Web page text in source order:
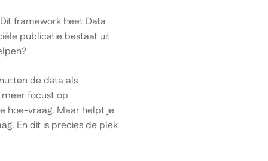
framework heet Data
publicatie bestaat uit
de data als
focust op
hoe-vraag. Maar helpt je
En dit is precies de plek